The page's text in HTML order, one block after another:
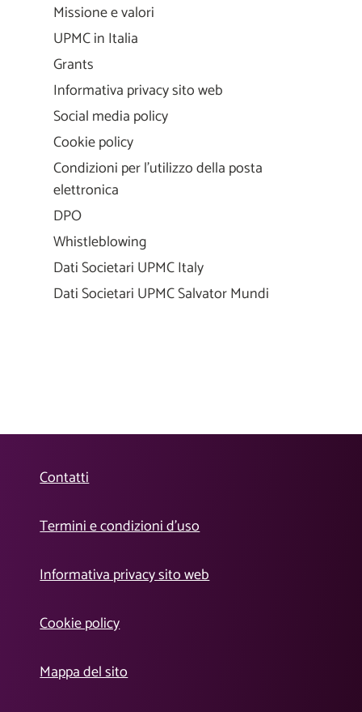
Missione e valori
UPMC in Italia
Grants
Informativa privacy sito web
Social media policy
Cookie policy
Condizioni per l'utilizzo della posta
elettronica
DPO
Whistleblowing
Dati Societari UPMC Italy
Dati Societari UPMC Salvator Mundi
Contatti
Termini e condizioni d’uso
Informativa privacy sito web
Cookie policy
Mappa del sito